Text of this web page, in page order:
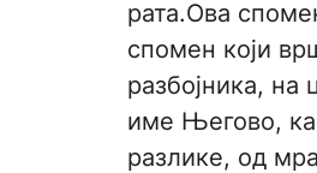
рата.Ова
спомен који
разбојника, на
име Његово,
разлике, од